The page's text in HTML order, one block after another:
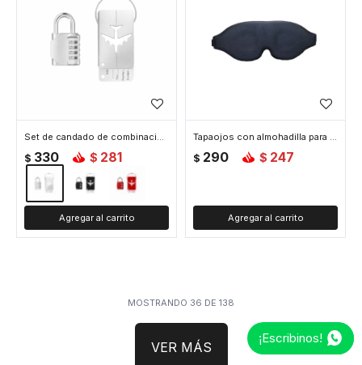
Set de candado de combinación e identificador de valija - Gris
$ 330 $ 281
Tapaojos con almohadilla para viaje - Negro
$ 290 $ 247
MOSTRANDO 36 DE 138
VER MÁS
¡Escribinos!